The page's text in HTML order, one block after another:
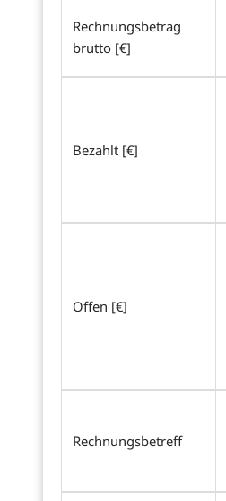
Rechnungsbetrag
brutto [€]
Bezahlt [€]
Offen [€]
Rechnungsbetreff